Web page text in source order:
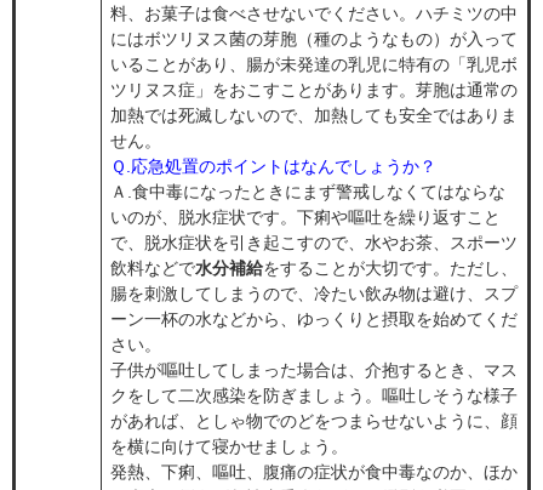
料、お菓子は食べさせないでください。ハチミツの中
にはボツリヌス菌の芽胞（種のようなもの）が入って
いることがあり、腸が未発達の乳児に特有の「乳児ボ
ツリヌス症」をおこすことがあります。芽胞は通常の
加熱では死滅しないので、加熱しても安全ではありま
せん。
Ｑ.応急処置のポイントはなんでしょうか？
Ａ.食中毒になったときにまず警戒しなくてはならな
いのが、脱水症状です。下痢や嘔吐を繰り返すこと
で、脱水症状を引き起こすので、水やお茶、スポーツ
飲料などで水分補給をすることが大切です。ただし、
腸を刺激してしまうので、冷たい飲み物は避け、スプ
ーン一杯の水などから、ゆっくりと摂取を始めてくだ
さい。
子供が嘔吐してしまった場合は、介抱するとき、マス
クをして二次感染を防ぎましょう。嘔吐しそうな様子
があれば、としゃ物でのどをつまらせないように、顔
を横に向けて寝かせましょう。
発熱、下痢、嘔吐、腹痛の症状が食中毒なのか、ほか